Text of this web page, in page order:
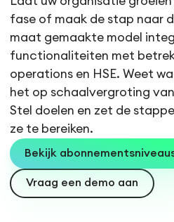
fase of maak de stap naar
maat gemaakte model
functionaliteiten met
operations en HSE. Weet
het op schaalvergroting
Stel doelen en zet de
ze te bereiken.
Bekijk
Vraag een demo aan